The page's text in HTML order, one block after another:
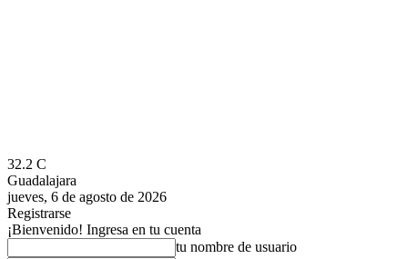
32.2 C
Guadalajara
jueves, 6 de agosto de 2026
Registrarse
¡Bienvenido! Ingresa en tu cuenta
tu nombre de usuario